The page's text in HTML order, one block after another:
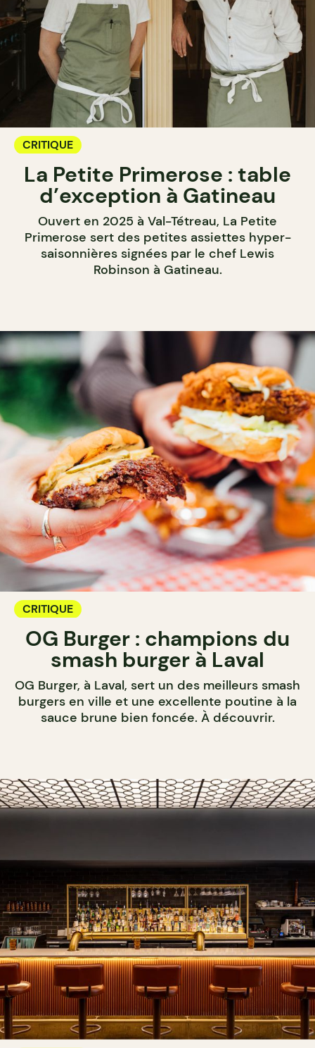
CRITIQUE
La Petite Primerose : table
d’exception à Gatineau
Ouvert en 2025 à Val-Tétreau, La Petite
Primerose sert des petites assiettes hyper-
saisonnières signées par le chef Lewis
Robinson à Gatineau.
CRITIQUE
OG Burger : champions du
smash burger à Laval
OG Burger, à Laval, sert un des meilleurs smash
burgers en ville et une excellente poutine à la
sauce brune bien foncée. À découvrir.